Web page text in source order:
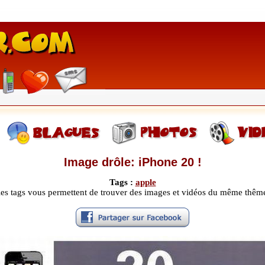
Image drôle: iPhone 20 !
Tags : apple
tags vous permettent de trouver des images et vidéos du même